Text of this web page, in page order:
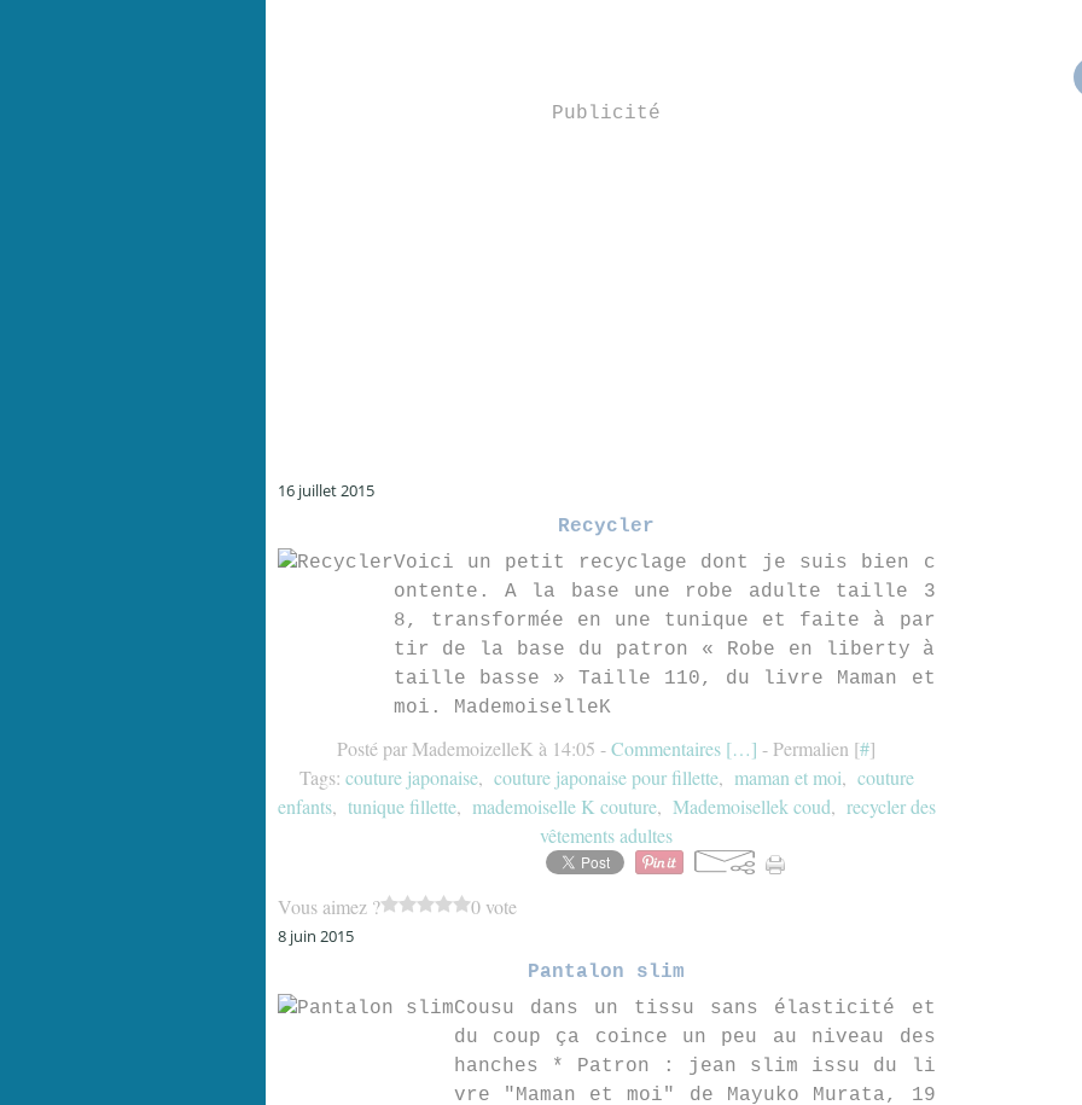
Publicité
16 juillet 2015
Recycler
Voici un petit recyclage dont je suis bien c
ontente. A la base une robe adulte taille 3
8, transformée en une tunique et faite à par
tir de la base du patron « Robe en liberty à
taille basse » Taille 110, du livre Maman et
moi. MademoiselleK
Posté par MademoizelleK à 14:05 -Commentaires […] - Permalien [#]
Tags: couture japonaise, couture japonaise pour fillette, maman et moi, couture
enfants, tunique fillette, mademoiselle K couture, Mademoisellek coud, recycler des
vêtements adultes
Vous aimez ? 0 vote
8 juin 2015
Pantalon slim
Cousu dans un tissu sans élasticité et
du coup ça coince un peu au niveau des
hanches * Patron : jean slim issu du li
vre "Maman et moi" de Mayuko Murata, 19